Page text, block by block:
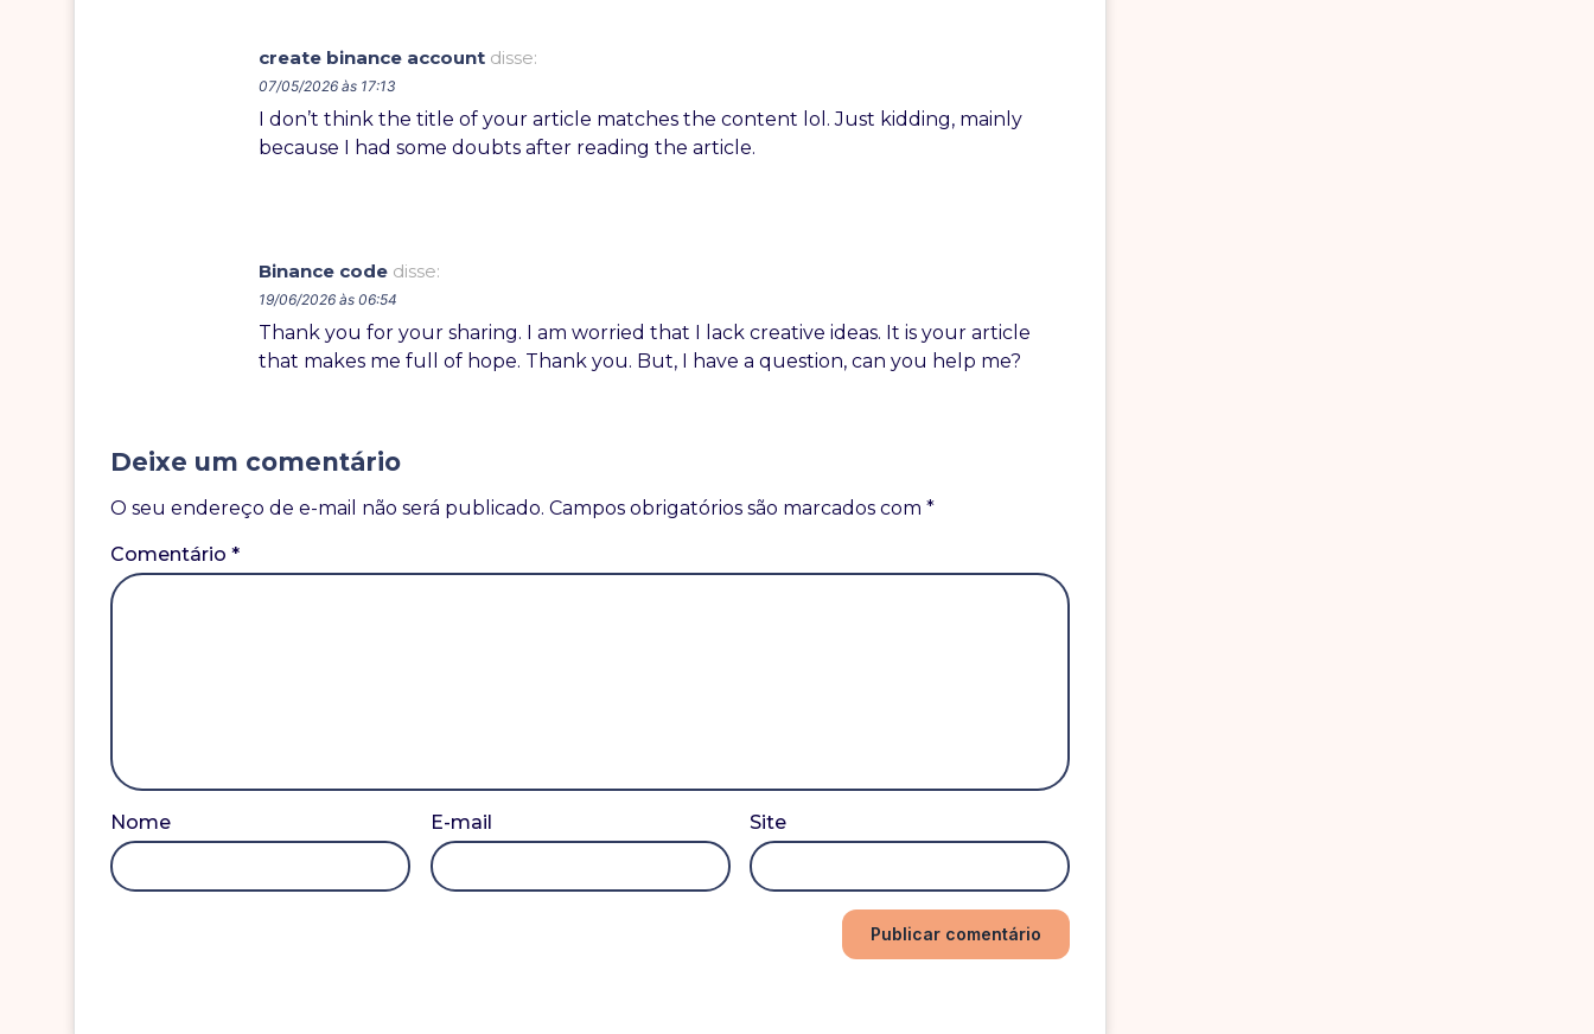
create binance account disse:
07/05/2026 às 17:13
I don’t think the title of your article matches the content lol. Just kidding, mainly
because I had some doubts after reading the article.
Binance code disse:
19/06/2026 às 06:54
Thank you for your sharing. I am worried that I lack creative ideas. It is your article
that makes me full of hope. Thank you. But, I have a question, can you help me?
Deixe um comentário
O seu endereço de e-mail não será publicado. Campos obrigatórios são marcados com *
Comentário *
Nome E-mail Site